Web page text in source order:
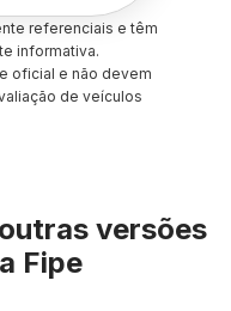
referenciais e têm
informativa.
oficial e não devem
de veículos
versões
Fipe